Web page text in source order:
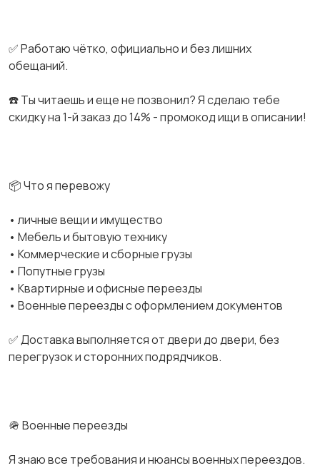
✅ Работаю чётко, официально и без лишних
обещаний.
☎️ Ты читаешь и еще не позвонил? Я сделаю тебе
скидку на 1-й заказ до 14% - промокод ищи в описании!
📦 Что я перевожу
• личные вещи и имущество
• Мебель и бытовую технику
• Коммерческие и сборные грузы
• Попутные грузы
• Квартирные и офисные переезды
• Военные переезды с оформлением документов
✅ Доставка выполняется от двери до двери, без
перегрузок и сторонних подрядчиков.
🪖 Военные переезды
Я знаю все требования и нюансы военных переездов.